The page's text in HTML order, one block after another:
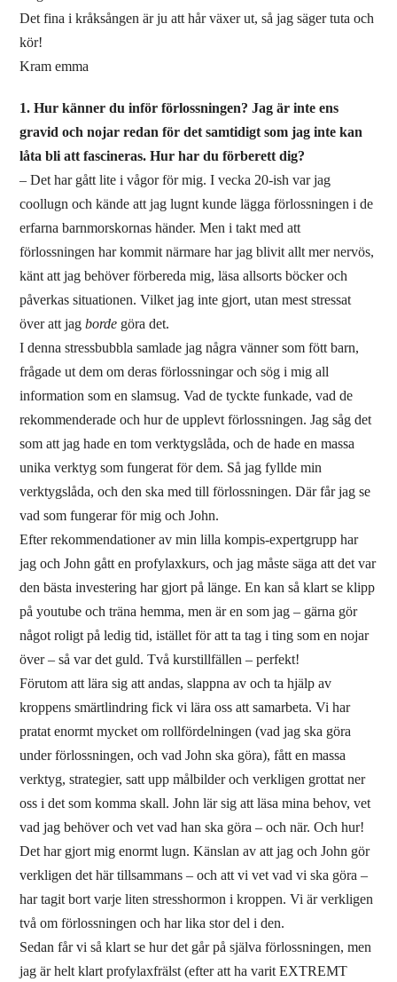
Det fina i kråksången är ju att hår växer ut, så jag säger tuta och
kör!
Kram emma
1. Hur känner du inför förlossningen? Jag är inte ens
gravid och nojar redan för det samtidigt som jag inte kan
låta bli att fascineras. Hur har du förberett dig?
– Det har gått lite i vågor för mig. I vecka 20-ish var jag
coollugn och kände att jag lugnt kunde lägga förlossningen i de
erfarna barnmorskornas händer. Men i takt med att
förlossningen har kommit närmare har jag blivit allt mer nervös,
känt att jag behöver förbereda mig, läsa allsorts böcker och
påverkas situationen. Vilket jag inte gjort, utan mest stressat
över att jagborde göra det.
I denna stressbubbla samlade jag några vänner som fött barn,
frågade ut dem om deras förlossningar och sög i mig all
information som en slamsug. Vad de tyckte funkade, vad de
rekommenderade och hur de upplevt förlossningen. Jag såg det
som att jag hade en tom verktygslåda, och de hade en massa
unika verktyg som fungerat för dem. Så jag fyllde min
verktygslåda, och den ska med till förlossningen. Där får jag se
vad som fungerar för mig och John.
Efter rekommendationer av min lilla kompis-expertgrupp har
jag och John gått en profylaxkurs, och jag måste säga att det var
den bästa investering har gjort på länge. En kan så klart se klipp
på youtube och träna hemma, men är en som jag – gärna gör
något roligt på ledig tid, istället för att ta tag i ting som en nojar
över – så var det guld. Två kurstillfällen – perfekt!
Förutom att lära sig att andas, slappna av och ta hjälp av
kroppens smärtlindring fick vi lära oss att samarbeta. Vi har
pratat enormt mycket om rollfördelningen (vad jag ska göra
under förlossningen, och vad John ska göra), fått en massa
verktyg, strategier, satt upp målbilder och verkligen grottat ner
oss i det som komma skall. John lär sig att läsa mina behov, vet
vad jag behöver och vet vad han ska göra – och när. Och hur!
Det har gjort mig enormt lugn. Känslan av att jag och John gör
verkligen det här tillsammans – och att vi vet vad vi ska göra –
har tagit bort varje liten stresshormon i kroppen. Vi är verkligen
två om förlossningen och har lika stor del i den.
Sedan får vi så klart se hur det går på själva förlossningen, men
jag är helt klart profylaxfrälst (efter att ha varit EXTREMT